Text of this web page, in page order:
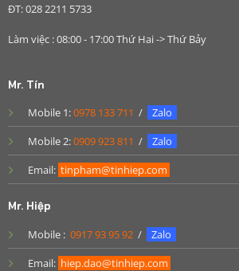
ĐT: 028 2211 5733
Làm việc : 08:00 - 17:00 Thứ Hai -> Thứ Bảy
Mr. Tín
Mobile 1:0978 133 711 /
Zalo
Mobile 2:0909 923 811 /
Zalo
Email: tinpham@tinhiep.com
Mr. Hiệp
Mobile : 0917 93 95 92/
Zalo
Email: hiep.dao@tinhiep.com